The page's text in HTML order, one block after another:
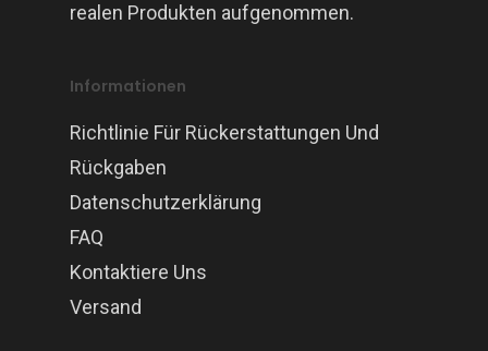
realen Produkten aufgenommen.
Informationen
Richtlinie Für Rückerstattungen Und
Rückgaben
Datenschutzerklärung
FAQ
Kontaktiere Uns
Versand